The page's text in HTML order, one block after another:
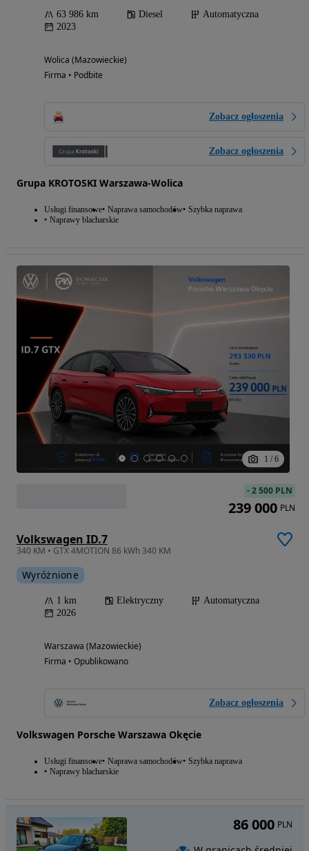
63 986 km Diesel
Automatyczna
2023
Wolica (Mazowieckie)
Firma • Podbite
Zobacz ogłoszenia
Zobacz ogłoszenia
Grupa KROTOSKI Warszawa-Wolica
Usługi finansowe Naprawa samochodów Szybka naprawa
Naprawy blacharskie
1 / 6
Volkswagen ID.7
340 KM • GTX 4MOTION 86 kWh 340 KM
Wyróżnione
1 km Elektryczny
Automatyczna
2026
Warszawa (Mazowieckie)
Firma • Opublikowano
Zobacz ogłoszenia
Volkswagen Porsche Warszawa Okęcie
Usługi finansowe Naprawa samochodów Szybka naprawa
Naprawy blacharskie
-2 500 PLN
239 000 PLN
86 000 PLN